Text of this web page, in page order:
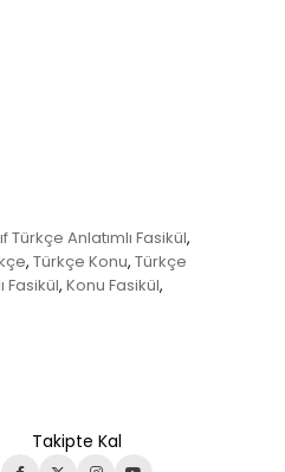
Türkçe Anlatımlı Fasikül,
, Türkçe Konu, Türkçe
Fasikül, Konu Fasikül,
Takipte Kal